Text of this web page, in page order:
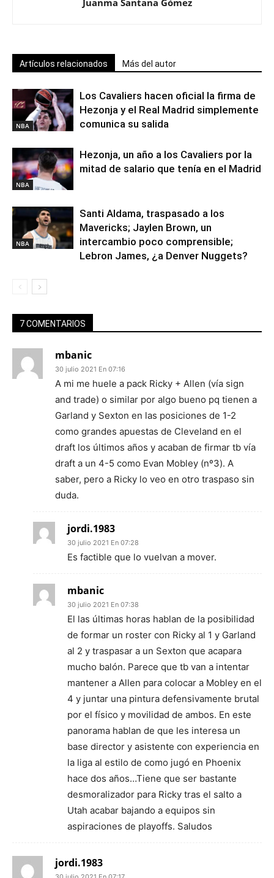
Juanma Santana Gómez
Artículos relacionados Más del autor
NBA
Los Cavaliers hacen oficial la firma de
Hezonja y el Real Madrid simplemente
comunica su salida
NBA
Hezonja, un año a los Cavaliers por la
mitad de salario que tenía en el Madrid
NBA
Santi Aldama, traspasado a los
Mavericks; Jaylen Brown, un
intercambio poco comprensible;
Lebron James, ¿a Denver Nuggets?
7 COMENTARIOS
mbanic
30 julio 2021 En 07:16
A mi me huele a pack Ricky + Allen (vía sign
and trade) o similar por algo bueno pq tienen a
Garland y Sexton en las posiciones de 1-2
como grandes apuestas de Cleveland en el
draft los últimos años y acaban de firmar tb vía
draft a un 4-5 como Evan Mobley (nº3). A
saber, pero a Ricky lo veo en otro traspaso sin
duda.
jordi.1983
30 julio 2021 En 07:28
Es factible que lo vuelvan a mover.
mbanic
30 julio 2021 En 07:38
El las últimas horas hablan de la posibilidad
de formar un roster con Ricky al 1 y Garland
al 2 y traspasar a un Sexton que acapara
mucho balón. Parece que tb van a intentar
mantener a Allen para colocar a Mobley en el
4 y juntar una pintura defensivamente brutal
por el físico y movilidad de ambos. En este
panorama hablan de que les interesa un
base director y asistente con experiencia en
la liga al estilo de como jugó en Phoenix
hace dos años…Tiene que ser bastante
desmoralizador para Ricky tras el salto a
Utah acabar bajando a equipos sin
aspiraciones de playoffs. Saludos
jordi.1983